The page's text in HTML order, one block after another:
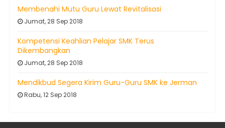
Membenahi Mutu Guru Lewat Revitalisasi
Jumat, 28 Sep 2018
Kompetensi Keahlian Pelajar SMK Terus
Dikembangkan
Jumat, 28 Sep 2018
Mendikbud Segera Kirim Guru-Guru SMK ke Jerman
Rabu, 12 Sep 2018